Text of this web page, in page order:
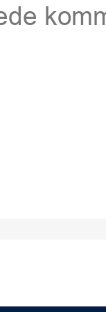
Niro EV